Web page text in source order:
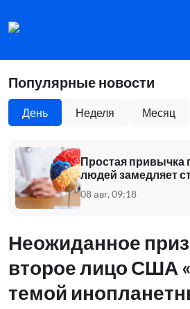
Популярные новости
День Неделя Месяц
Простая привычка
людей замедляет
08 авг, 09:18
Неожиданное
второе лицо США
темой